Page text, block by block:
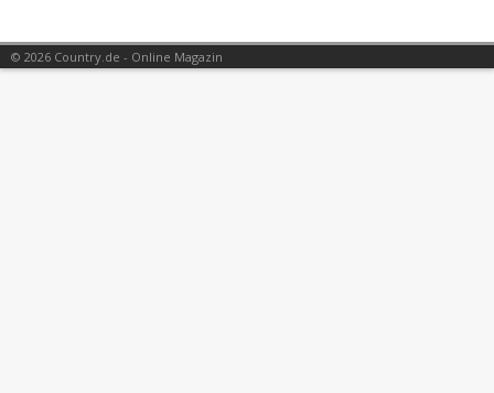
© 2026 Country.de - Online Magazin